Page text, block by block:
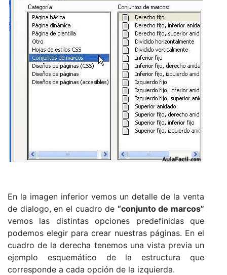
En la imagen inferior vemos un detalle de la venta
de dialogo, en el cuadro de “conjunto de marcos”
vemos las distintas opciones predefinidas que
podemos elegir para crear nuestras páginas. En el
cuadro de la derecha tenemos una vista previa un
ejemplo esquemático de la estructura que
corresponde a cada opción de la izquierda.